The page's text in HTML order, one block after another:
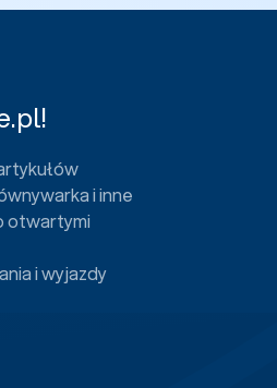
i inne
otwartymi
i wyjazdy